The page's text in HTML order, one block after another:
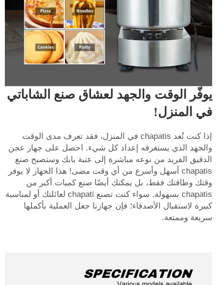
يوفّر الوقت والجهد لعشاق صنع الشاباتي
في المنزل!
إذا كنت تُعد chapatis في المنزل، فقد تعرف مدى الوقت
والجهد الذي يستغرقه إعداد كل شيء. احصل على جهاز عجن
الدقيق الفريد من نوعه مباشرة إلى عتبة بابك وستصبح صنع
chapatis أسهل وأسرع من أي وقت مضى! هذا الجهاز لا يوفر
وقتك وطاقتك فقط، بل يمكنك أيضًا صنع كميات أكبر من
chapatis بسهولة. سواء كنت تصنع chapati لعائلتك أو لمناسبة
كبيرة لاستقبال الأصدقاء؛ فإن جهازنا جعل العملية بأكملها
سريعة وممتعة.